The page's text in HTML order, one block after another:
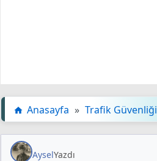
Anasayfa » Trafik Güvenliği
AyselYazdı